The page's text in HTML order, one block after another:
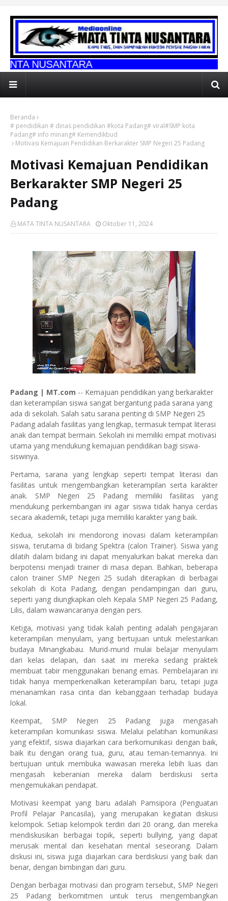
Beranda
# pendidikan # dinas pendidikan #kota Padang# viral#SMP kota
Padang# info minang# Kemendikbud
Motivasi Kemajuan Pendidikan Berkarakter SMP Negeri 25 Padang
Motivasi Kemajuan Pendidikan
Berkarakter SMP Negeri 25
Padang
MATA TINTA NUSANTARA Oktober 11, 2024
Padang | MT.com -- Kemajuan pendidikan yang berkarakter
dan keterampilan siswa sangat bergantung pada sarana yang
ada di sekolah. Salah satu sarana penting di SMP Negeri 25
Padang adalah fasilitas yang lengkap, termasuk tempat literasi
anak dan tempat bermain. Sekolah ini memiliki empat motivasi
utama yang mendukung kemajuan pendidikan bagi siswa-
siswinya.
Pertama, sarana yang lengkap seperti tempat literasi dan
fasilitas untuk mengembangkan keterampilan serta karakter
anak. SMP Negeri 25 Padang memiliki fasilitas yang
mendukung perkembangan ini agar siswa tidak hanya cerdas
secara akademik, tetapi juga memiliki karakter yang baik.
Kedua, sekolah ini mendorong inovasi dalam keterampilan
siswa, terutama di bidang Spektra (calon Trainer). Siswa yang
dilatih dalam bidang ini dapat menyalurkan bakat mereka dan
berpotensi menjadi trainer di masa depan. Bahkan, beberapa
calon trainer SMP Negeri 25 sudah diterapkan di berbagai
sekolah di Kota Padang, dengan pendampingan dari guru,
seperti yang diungkapkan oleh Kepala SMP Negeri 25 Padang,
Lilis, dalam wawancaranya dengan pers.
Ketiga, motivasi yang tidak kalah penting adalah pengajaran
keterampilan menyulam, yang bertujuan untuk melestarikan
budaya Minangkabau. Murid-murid mulai belajar menyulam
dari kelas delapan, dan saat ini mereka sedang praktek
membuat tabir menggunakan benang emas. Pembelajaran ini
tidak hanya memperkenalkan keterampilan baru, tetapi juga
menanamkan rasa cinta dan kebanggaan terhadap budaya
lokal.
Keempat, SMP Negeri 25 Padang juga mengasah
keterampilan komunikasi siswa. Melalui pelatihan komunikasi
yang efektif, siswa diajarkan cara berkomunikasi dengan baik,
baik itu dengan orang tua, guru, atau teman-temannya. Ini
bertujuan untuk membuka wawasan mereka lebih luas dan
mengasah keberanian mereka dalam berdiskusi serta
mengemukakan pendapat.
Motivasi keempat yang baru adalah Pamsipora (Penguatan
Profil Pelajar Pancasila), yang merupakan kegiatan diskusi
kelompok. Setiap kelompok terdiri dari 20 orang, dan mereka
mendiskusikan berbagai topik, seperti bullying, yang dapat
merusak mental dan kesehatan mental seseorang. Dalam
diskusi ini, siswa juga diajarkan cara berdiskusi yang baik dan
benar, dengan bimbingan dari guru.
Dengan berbagai motivasi dan program tersebut, SMP Negeri
25 Padang berkomitmen untuk terus mengembangkan